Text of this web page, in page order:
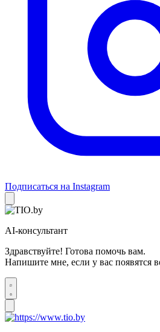
Подписаться на Instagram
AI-консультант
Здравствуйте! Готова помочь вам.
Напишите мне, если у вас появятся